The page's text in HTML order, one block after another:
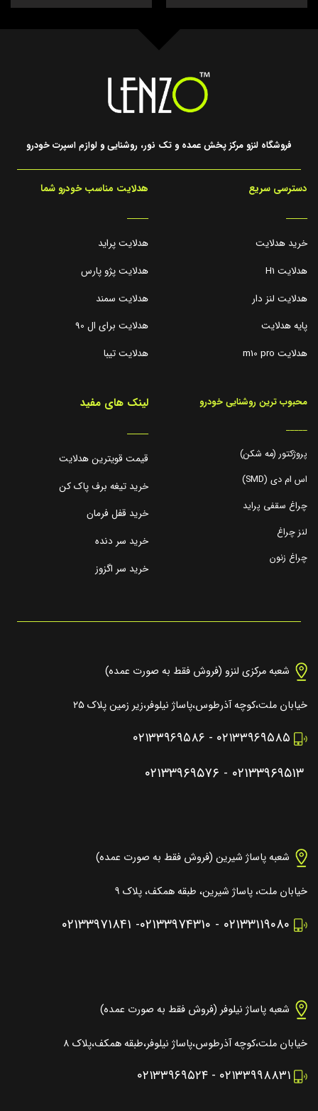
فروشگاه لنزو مرکز پخش عمده و تک نور، روشنایی و لوازم اسپرت خودرو
دسترسی سریع
_____
خرید هدلایت
هدلایت H1
هدلایت لنز دار
پایه هدلایت
هدلایت m10 pro
هدلایت مناسب خودرو شما
_____
هدلایت پراید
هدلایت پژو پارس
هدلایت سمند
هدلایت برای ال 90
هدلایت تیبا
محبوب ترین روشنایی خودرو
_____
پروژکتور (مه شکن)
اس ام دی (SMD)
چراغ سقفی پراید
لنز چراغ
چراغ زنون
لینک های مفید
_____
قیمت قویترین هدلایت
خرید تیغه برف پاک کن
خرید قفل فرمان
خرید سر دنده
خرید سر اگزوز
شعبه مرکزی لنزو (فروش فقط به صورت عمده)
خیابان ملت،کوچه آذرطوس،پاساژ نیلوفر،زیر زمین پلاک ۲۵
۰۲۱۳۳۹۶۹۵۸۵ - ۰۲۱۳۳۹۶۹۵۸۶
۰۲۱۳۳۹۶۹۵۱۳ - ۰۲۱۳۳۹۶۹۵۷۶
شعبه پاساژ شیرین (فروش فقط به صورت عمده)
خیابان ملت، پاساژ شیرین، طبقه همکف، پلاک ۹
۰۲۱۳۳۱۱۹۰۸۰ - ۰۲۱۳۳۹۷۴۳۱۰- ۰۲۱۳۳۹۷۱۸۴۱
شعبه پاساژ نیلوفر (فروش فقط به صورت عمده)
خیابان ملت،کوچه آذرطوس،پاساژ نیلوفر،طبقه همکف،پلاک ۸
۰۲۱۳۳۹۹۸۸۳۱ - ۰۲۱۳۳۹۶۹۵۲۴